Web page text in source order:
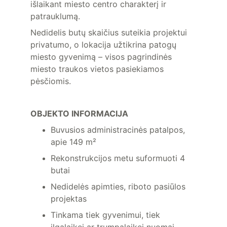
išlaikant miesto centro charakterį ir
patrauklumą.
Nedidelis butų skaičius suteikia projektui
privatumo, o lokacija užtikrina patogų
miesto gyvenimą – visos pagrindinės
miesto traukos vietos pasiekiamos
pėsčiomis.
OBJEKTO INFORMACIJA
Buvusios administracinės patalpos,
apie 149 m²
Rekonstrukcijos metu suformuoti 4
butai
Nedidelės apimties, riboto pasiūlos
projektas
Tinkama tiek gyvenimui, tiek